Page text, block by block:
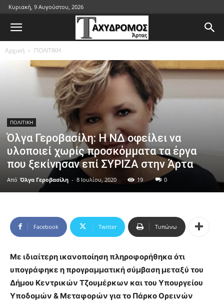
Κυριακή, 9 Αυγούστου, 2026
Αρχική ΠΟΛΙΤΙΚΗ
ΠΟΛΙΤΙΚΗ
Όλγα Γεροβασίλη: Η ΝΔ οφείλει να
υλοποιεί χωρίς προσκόμματα τα έργα
που ξεκίνησαν επί ΣΥΡΙΖΑ στην Άρτα
Από Όλγα Γεροβασίλη - 8 Ιουλίου, 2020 19 0
Facebook Twitter Τυπώνω
Με ιδιαίτερη ικανοποίηση πληροφορήθηκα ότι
υπογράφηκε η προγραμματική σύμβαση μεταξύ του
Δήμου Κεντρικών Τζουμέρκων και του Υπουργείου
Υποδομών & Μεταφορών για το Πάρκο Ορεινών